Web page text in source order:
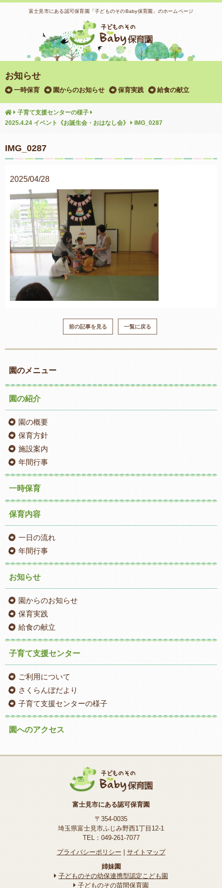
富士見市にある認可保育園「子どものそのBaby保育園」のホームページ
お知らせ
一時保育 園からのお知らせ 保育実践 給食の献立
子育て支援センターの様子
2025.4.24 イベント《お誕生会・おはなし会》
IMG_0287
IMG_0287
2025/04/28
前の記事を見る 一覧に戻る
園のメニュー
園の紹介
園の概要
保育方針
施設案内
年間行事
一時保育
保育内容
一日の流れ
年間行事
お知らせ
園からのお知らせ
保育実践
給食の献立
子育て支援センター
ご利用について
さくらんぼだより
子育て支援センターの様子
園へのアクセス
富士見市にある認可保育園
〒354-0035
埼玉県富士見市ふじみ野西1丁目12-1
TEL：049-261-7077
プライバシーポリシー | サイトマップ
姉妹園
子どものその幼保連携型認定こども園
子どものその苗間保育園